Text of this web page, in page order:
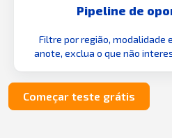
Pipeline de
Filtre por região, modalidade
anote, exclua o que não
Começar teste grátis